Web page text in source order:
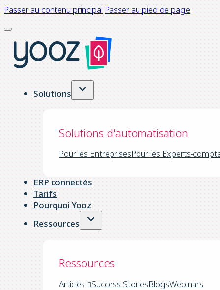
Passer au contenu principal Passer au pied de page
Solutions
Solutions d'automatisation
Pour les EntreprisesPour les Experts-
ERP connectés
Tarifs
Pourquoi Yooz
Ressources
Ressources
Articles Success StoriesBlogsWebinars